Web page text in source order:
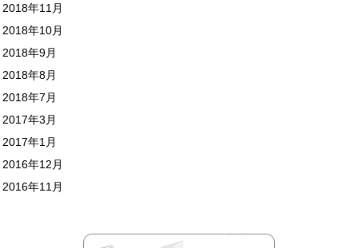
2018年11月
2018年10月
2018年9月
2018年8月
2018年7月
2017年3月
2017年1月
2016年12月
2016年11月